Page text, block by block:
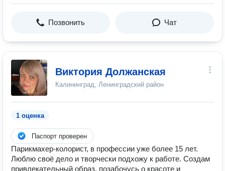
Позвонить Чат
Виктория Должанская
Калининград, Ленинградский район
1 оценка
Паспорт проверен
Парикмахер-колорист, в профессии уже более 15 лет.
Люблю своё дело и творчески подхожу к работе. Создам
привлекательный образ, позабочусь о красоте и